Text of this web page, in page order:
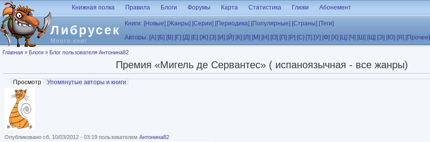
Перейти к основному содержанию
Либрусек
Много книг
Книжная полка Правила Блоги Форумы Карта Статистика Глюки Абонемент
Книги: [Новые] [Жанры] [Серии] [Периодика] [Популярные] [Страны] [Теги]
Авторы: [А] [Б] [В] [Г] [Д] [Е] [Ж] [З] [И] [Й] [К] [Л] [М] [Н] [О] [П] [Р] [С] [Т] [У] [Ф] [Х] [Ц] [Ч] [Ш] [Щ] [Э] [Ю] [Я] [Прочее]
Вы здесь
Главная » Блоги » Блог пользователя Антонина82
Премия «Мигель де Сервантес» ( испаноязычная - все жанры)
Главные вкладки
Просмотр (активная вкладка)
Упомянутые авторы и книги
Опубликовано сб, 10/03/2012 - 03:19 пользователем Антонина82